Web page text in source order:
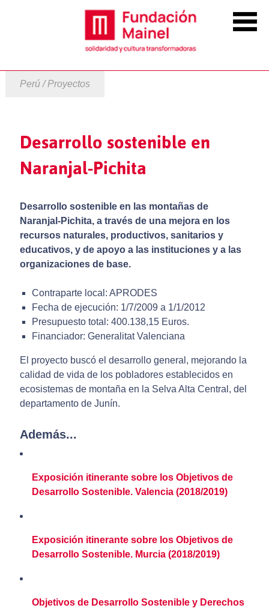
Perú / Proyectos
Desarrollo sostenible en
Naranjal-Pichita
Desarrollo sostenible en las montañas de
Naranjal-Pichita, a través de una mejora en los
recursos naturales, productivos, sanitarios y
educativos, y de apoyo a las instituciones y a las
organizaciones de base.
Contraparte local: APRODES
Fecha de ejecución: 1/7/2009 a 1/1/2012
Presupuesto total: 400.138,15 Euros.
Financiador: Generalitat Valenciana
El proyecto buscó el desarrollo general, mejorando la
calidad de vida de los pobladores establecidos en
ecosistemas de montaña en la Selva Alta Central, del
departamento de Junín.
Además...
Exposición itinerante sobre los Objetivos de
Desarrollo Sostenible. Valencia (2018/2019)
Exposición itinerante sobre los Objetivos de
Desarrollo Sostenible. Murcia (2018/2019)
Objetivos de Desarrollo Sostenible y Derechos